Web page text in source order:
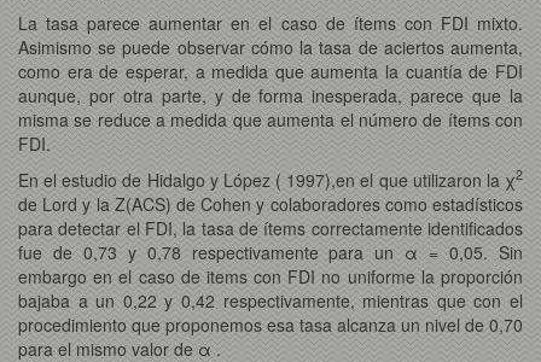
La tasa parece aumentar en el caso de ítems con FDI mixto.
Asimismo se puede observar cómo la tasa de aciertos aumenta,
como era de esperar, a medida que aumenta la cuantía de FDI
aunque, por otra parte, y de forma inesperada, parece que la
misma se reduce a medida que aumenta el número de ítems con
FDI.
En el estudio de Hidalgo y López ( 1997),en el que utilizaron la χ2
de Lord y la Z(ACS) de Cohen y colaboradores como estadísticos
para detectar el FDI, la tasa de ítems correctamente identificados
fue de 0,73 y 0,78 respectivamente para un α = 0,05. Sin
embargo en el caso de items con FDI no uniforme la proporción
bajaba a un 0,22 y 0,42 respectivamente, mientras que con el
procedimiento que proponemos esa tasa alcanza un nivel de 0,70
para el mismo valor de α .